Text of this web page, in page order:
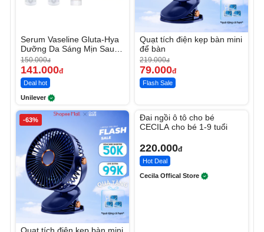
Serum Vaseline Gluta-Hya
Dưỡng Da Sáng Mịn Sau 7
Ngày
150.000đ
141.000đ
Deal hot
Unilever
Quạt tích điện kẹp bàn mini
để bàn
219.000đ
79.000đ
Flash Sale
-63%
Đai ngồi ô tô cho bé
CECILA cho bé 1-9 tuổi
220.000đ
Hot Deal
Cecila Offical Store